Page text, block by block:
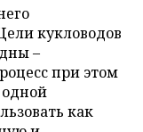
кукловодов
–
при этом
как